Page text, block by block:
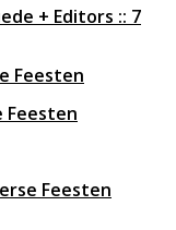
+ Editors :: 7
Feesten
Feesten
Feesten